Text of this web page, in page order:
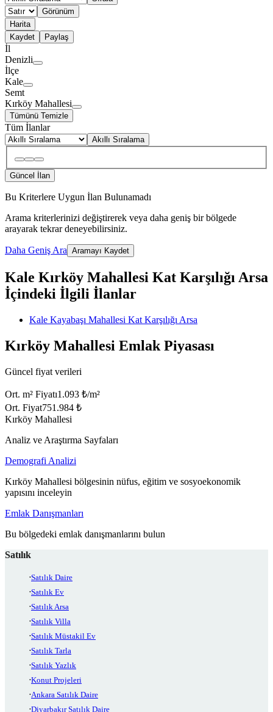
Görünüm
Harita
Kaydet
Paylaş
İl
Denizli
İlçe
Kale
Semt
Kırköy Mahallesi
Tümünü Temizle
Tüm İlanlar
Akıllı Sıralama
Güncel İlan
Bu Kriterlere Uygun İlan Bulunamadı
Arama kriterlerinizi değiştirerek veya daha geniş bir bölgede
arayarak tekrar deneyebilirsiniz.
Daha Geniş Ara Aramayı Kaydet
Kale Kırköy Mahallesi Kat Karşılığı Arsa
İçindeki İlgili İlanlar
Kale Kayabaşı Mahallesi Kat Karşılığı Arsa
Kırköy Mahallesi Emlak Piyasası
Güncel fiyat verileri
Ort. m² Fiyatı1.093 ₺/m²
Ort. Fiyat751.984 ₺
Kırköy Mahallesi
Analiz ve Araştırma Sayfaları
Demografi Analizi
Kırköy Mahallesi bölgesinin nüfus, eğitim ve sosyoekonomik
yapısını inceleyin
Emlak Danışmanları
Bu bölgedeki emlak danışmanlarını bulun
Satılık
Satılık Daire
Satılık Ev
Satılık Arsa
Satılık Villa
Satılık Müstakil Ev
Satılık Tarla
Satılık Yazlık
Konut Projeleri
Ankara Satılık Daire
Diyarbakır Satılık Daire